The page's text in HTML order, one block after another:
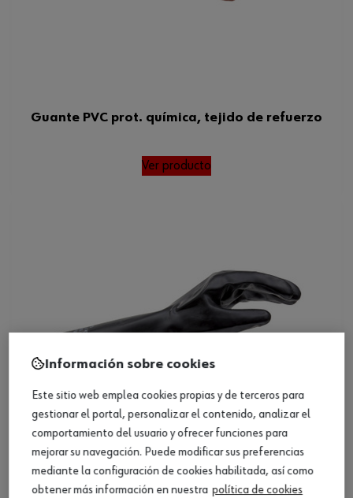
Guante PVC prot. química, tejido de refuerzo
Ver producto
Guante protec. prod. químicos, butilo
Información sobre cookies
Este sitio web emplea cookies propias y de terceros para
gestionar el portal, personalizar el contenido, analizar el
comportamiento del usuario y ofrecer funciones para
mejorar su navegación. Puede modificar sus preferencias
mediante la configuración de cookies habilitada, así como
obtener más información en nuestra política de cookies